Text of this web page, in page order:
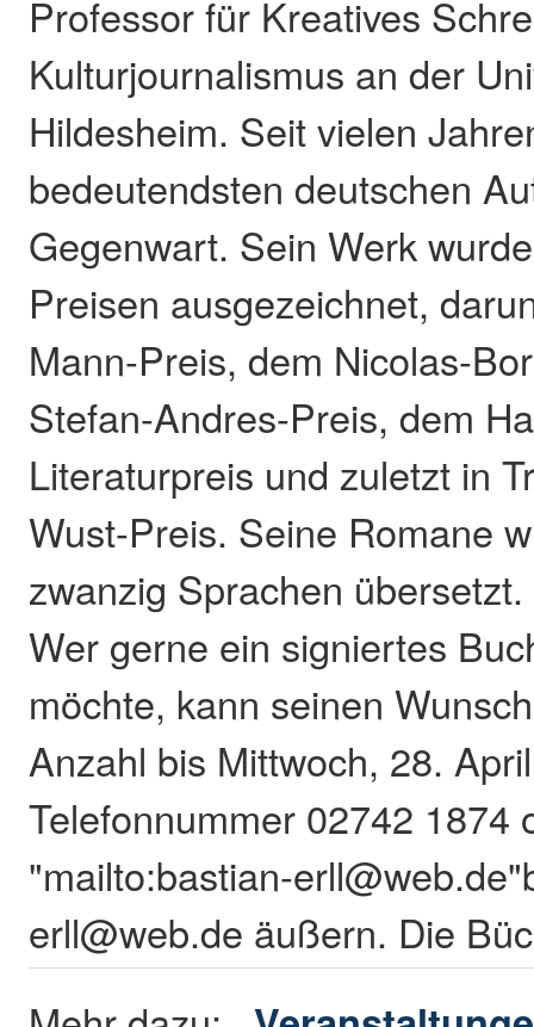
Professor für Kreatives
Kulturjournalismus an der
Hildesheim. Seit vielen
bedeutendsten deutschen
Gegenwart. Sein Werk
Preisen ausgezeichnet,
Mann-Preis, dem Nicolas-
Stefan-Andres-Preis, dem
Literaturpreis und zuletzt in
Wust-Preis. Seine Romane
zwanzig Sprachen
Wer gerne ein signiertes
möchte, kann seinen
Anzahl bis Mittwoch, 28.
Telefonnummer 02742 1874
"mailto:bastian-
erll@web.de äußern. Die